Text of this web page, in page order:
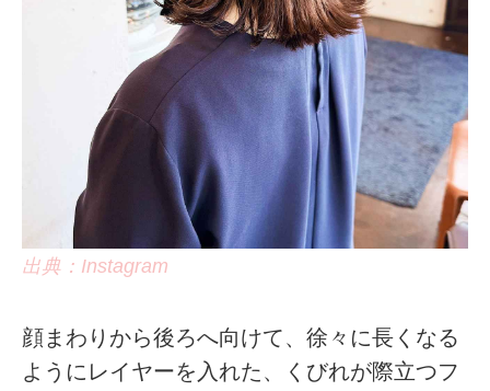
出典：Instagram
顔まわりから後ろへ向けて、徐々に長くなる
ようにレイヤーを入れた、くびれが際立つフ